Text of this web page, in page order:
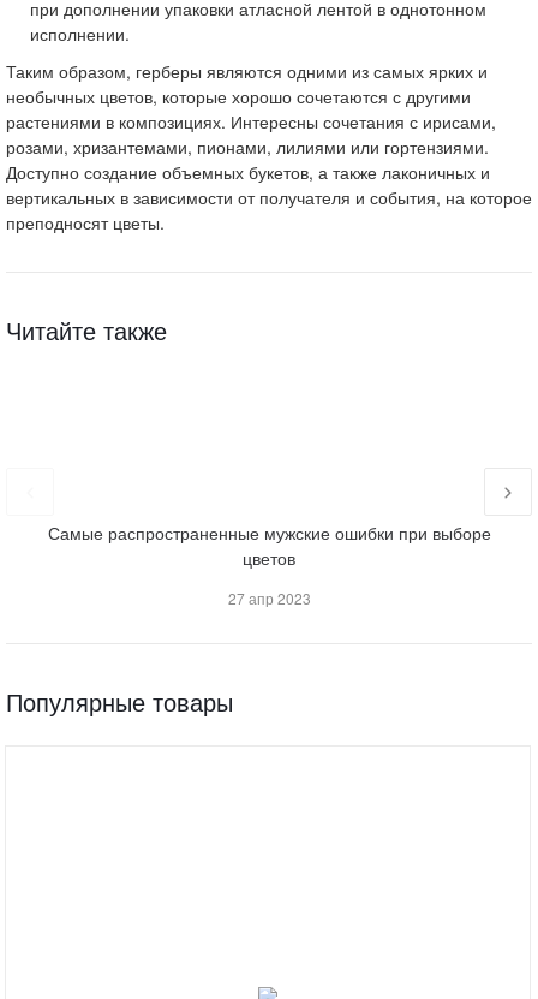
при дополнении упаковки атласной лентой в однотонном
исполнении.
Таким образом, герберы являются одними из самых ярких и
необычных цветов, которые хорошо сочетаются с другими
растениями в композициях. Интересны сочетания с ирисами,
розами, хризантемами, пионами, лилиями или гортензиями.
Доступно создание объемных букетов, а также лаконичных и
вертикальных в зависимости от получателя и события, на которое
преподносят цветы.
Читайте также
Самые распространенные мужские ошибки при выборе
цветов
27 апр 2023
Популярные товары